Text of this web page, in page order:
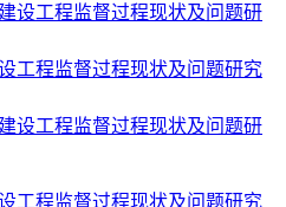
工程监督过程现状及问题研究
工程监督过程现状及问题研究